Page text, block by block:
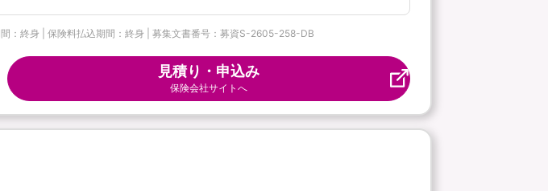
：終身 | 保険料払込期間：終身 | 募集文書番号：募資S-2605-258-DB
見積り・申込み
保険会社サイトへ